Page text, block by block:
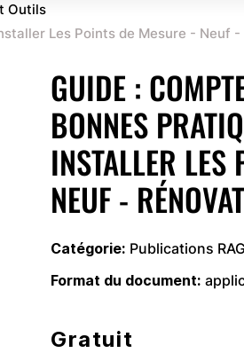
Outils
Les Points de Mesure - Neuf
GUIDE :
BONNES
INSTALLER LES
NEUF -
Catégorie Publications
Format du document
Gratuit